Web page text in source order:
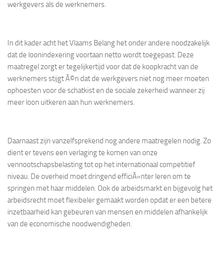
werkgevers als de werknemers.
In dit kader acht het Vlaams Belang het onder andere noodzakelijk
dat de loonindexering voortaan netto wordt toegepast. Deze
maatregel zorgt er tegelijkertijd voor dat de koopkracht van de
werknemers stijgt Ã©n dat de werkgevers niet nog meer moeten
ophoesten voor de schatkist en de sociale zekerheid wanneer zij
meer loon uitkeren aan hun werknemers.
Daarnaast zijn vanzelfsprekend nog andere maatregelen nodig. Zo
dient er tevens een verlaging te komen van onze
vennootschapsbelasting tot op het internationaal competitief
niveau. De overheid moet dringend efficiÃ«nter leren om te
springen met haar middelen. Ook de arbeidsmarkt en bijgevolg het
arbeidsrecht moet flexibeler gemaakt worden opdat er een betere
inzetbaarheid kan gebeuren van mensen en middelen afhankelijk
van de economische noodwendigheden.